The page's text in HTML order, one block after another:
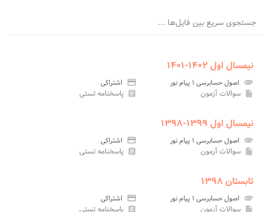
جستجوی سریع بین فایل‌ها ...
نیمسال اول ۱۴۰۲-۱۴۰۱
attachment اصول حسابرسی ۱ پیام نور credit_card اشتراکی
insert_drive_file سوالات آزمون assignment پاسخنامه تستی
نیمسال اول ۱۳۹۹-۱۳۹۸
attachment اصول حسابرسی ۱ پیام نور credit_card اشتراکی
insert_drive_file سوالات آزمون assignment پاسخنامه تستی
تابستان ۱۳۹۸
attachment اصول حسابرسی ۱ پیام نور credit_card اشتراکی
insert_drive_file سوالات آزمون assignment پاسخنامه تستی